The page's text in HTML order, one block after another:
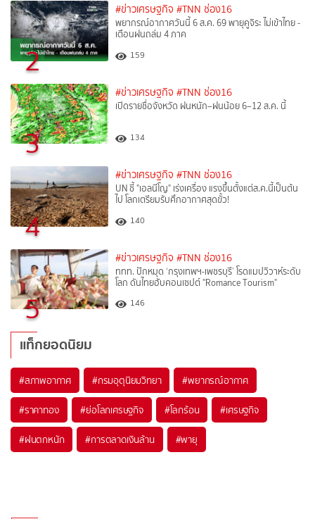
2
#ข่าวเศรษฐกิจ #TNN ช่อง16
พยากรณ์อากาศวันนี้ 6 ส.ค. 69 พายุคูจิระ ไม่เข้าไทย -
เตือนฝนถล่ม 4 ภาค
159
3
#ข่าวเศรษฐกิจ #TNN ช่อง16
เปิดรายชื่อจังหวัด ฝนหนัก–ฝนน้อย 6–12 ส.ค. นี้
134
4
#ข่าวเศรษฐกิจ #TNN ช่อง16
UN ชี้ "เอลนีโญ" เร่งเครื่อง แรงขึ้นตั้งแต่ส.ค.นี้เป็นต้น
ไป โลกเตรียมรับศึกอากาศสุดขั้ว!
140
5
#ข่าวเศรษฐกิจ #TNN ช่อง16
ททท. ปักหมุด ‘กรุงเทพฯ-เพชรบุรี’ โรดแมปวิวาห์ระดับ
โลก ดันไทยฮับคอนเซปต์ "Romance Tourism"
146
แท็กยอดนิยม
#สภาพอากาศ #กรมอุตุนิยมวิทยา #พยากรณ์อากาศ
#ราคาทอง #ย่อโลกเศรษฐกิจ #โลกร้อน #เศรษฐกิจ
#ฝนตกหนัก #การตลาดเงินล้าน #พายุ